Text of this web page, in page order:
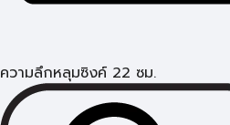
ความลึกหลุมซิงค์ 22 ซม.